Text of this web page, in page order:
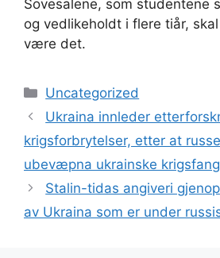
Sovesalene, som studentene
og vedlikeholdt i flere tiår,
være det.
Kategorier
Uncategorized
Ukraina innleder
krigsforbrytelser, etter at
ubevæpna ukrainske
Stalin-tidas angiveri
av Ukraina som er under